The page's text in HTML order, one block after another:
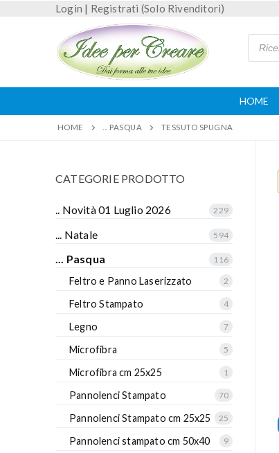
Login | Registrati (Solo Rivenditori)
HOME
HOME ... PASQUA TESSUTO SPUGNA
CATEGORIE PRODOTTO
.. Novità 01 Luglio 2026 229
... Natale 594
... Pasqua 116
Feltro e Panno Laserizzato 2
Feltro Stampato 4
Legno 7
Microfibra 5
Microfibra cm 25x25 1
Pannolenci Stampato 70
Pannolenci Stampato cm 25x25 25
Pannolenci stampato cm 50x40 9